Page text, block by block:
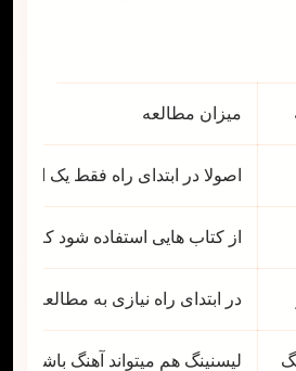
میزان مطالعه
اصولا در ابتدای راه فقط یک الی
از کتاب هایی استفاده شود که
در ابتدای راه نیازی به مطالعه
لیسنینگ هم میتواند آهنگ باشد